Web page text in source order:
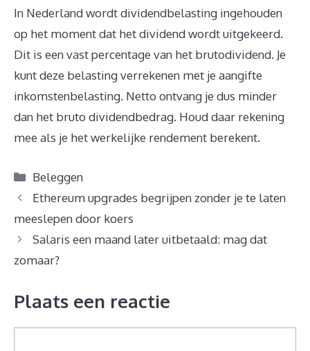
In Nederland wordt dividendbelasting ingehouden
op het moment dat het dividend wordt uitgekeerd.
Dit is een vast percentage van het brutodividend. Je
kunt deze belasting verrekenen met je aangifte
inkomstenbelasting. Netto ontvang je dus minder
dan het bruto dividendbedrag. Houd daar rekening
mee als je het werkelijke rendement berekent.
Categorieën
Beleggen
Ethereum upgrades begrijpen zonder je te laten
meeslepen door koers
Salaris een maand later uitbetaald: mag dat
zomaar?
Plaats een reactie